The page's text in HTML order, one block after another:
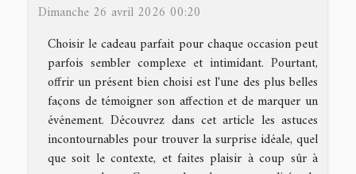
Dimanche 26 avril 2026 00:20
Choisir le cadeau parfait pour chaque occasion peut
parfois sembler complexe et intimidant. Pourtant,
offrir un présent bien choisi est l'une des plus belles
façons de témoigner son affection et de marquer un
événement. Découvrez dans cet article les astuces
incontournables pour trouver la surprise idéale, quel
que soit le contexte, et faites plaisir à coup sûr à